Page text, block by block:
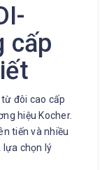
cấp
đôi cao cấp
hiệu Kocher.
tiến và nhiều
lựa chọn lý